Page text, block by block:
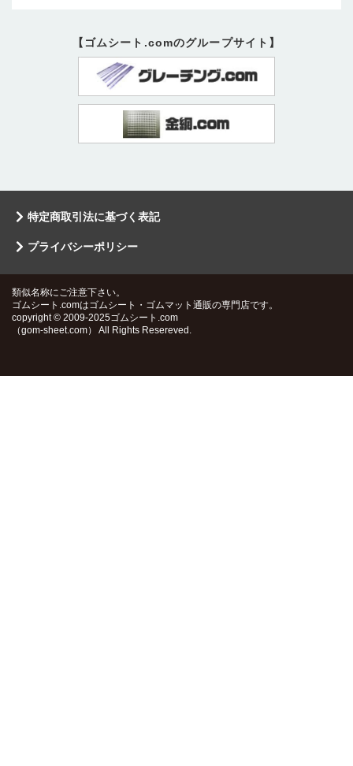
【ゴムシート.comのグループサイト】
特定商取引法に基づく表記
プライバシーポリシー
類似名称にご注意下さい。
ゴムシート.comはゴムシート・ゴムマット通販の専門店です。
copyright © 2009-2025ゴムシート.com
（gom-sheet.com） All Rights Resereved.